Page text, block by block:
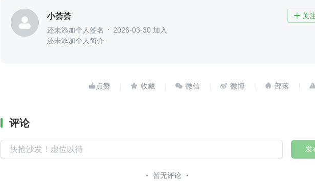
小荟荟  关
还未添加个人签名
2026-03-30 加入
还未添加个人简介
    
评论
发
暂无评论